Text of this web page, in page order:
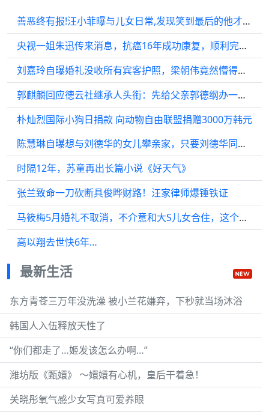
善恶终有报!汪小菲曝与儿女日常,发现笑到最后的他才是人生赢家
央视一姐朱迅传来消息，抗癌16年成功康复，顺利完成半程马拉松
刘嘉玲自曝婚礼没收所有宾客护照，梁朝伟竟然懵得不知道要结婚
郭麒麟回应德云社继承人头衔：先给父亲郭德纲办一场告别演出
朴灿烈国际小狗日捐款 向动物自由联盟捐赠3000万韩元
陈慧琳自曝想与刘德华的女儿攀亲家，只要刘德华同意，俩儿子随便他挑
时隔12年，苏童再出长篇小说《好天气》
张兰致命一刀砍断具俊晔财路！汪家律师爆锤铁证
马筱梅5月婚礼不取消，不介意和大S儿女合住，这个后妈还不错
高以翔去世快6年…
最新生活
东方青苍三万年没洗澡 被小兰花嫌弃，下秒就当场沐浴
韩国人入伍释放天性了
“你们都走了…姬发该怎么办啊…”
潍坊版《甄嬛》 ～嬛嬛有心机，皇后干着急！
关晓彤氧气感少女写真可爱养眼